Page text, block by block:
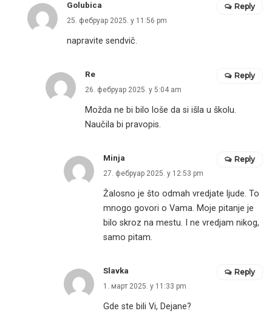
Golubica
25. фебруар 2025. у 11:56 pm
napravite sendvič.
Reply
Re
26. фебруар 2025. у 5:04 am
Možda ne bi bilo loše da si išla u školu.
Naučila bi pravopis.
Reply
Minja
27. фебруар 2025. у 12:53 pm
Žalosno je što odmah vredjate ljude. To
mnogo govori o Vama. Moje pitanje je
bilo skroz na mestu. I ne vredjam nikog,
samo pitam.
Reply
Slavka
1. март 2025. у 11:33 pm
Gde ste bili Vi, Dejane?
Reply